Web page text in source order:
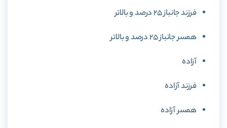
فرزند جانباز 25 درصد و بالاتر
همسر جانباز 25 درصد و بالاتر
آزاده
فرزند آزاده
همسر آزاده